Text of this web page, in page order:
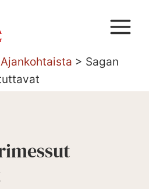
Ajankohtaista > Sagan